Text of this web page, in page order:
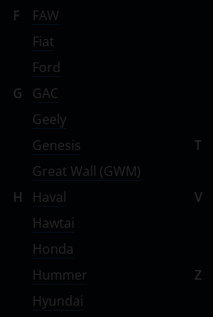
F
FAW
Fiat
Ford
G
GAC
Geely
Genesis
Great Wall (GWM)
H
Haval
Hawtai
Honda
Hummer
Hyundai
T
V
Z